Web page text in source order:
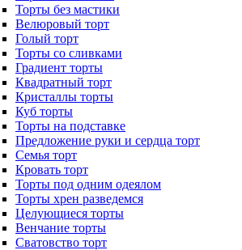
Торты без мастики
Велюровый торт
Голый торт
Торты со сливками
Градиент торты
Квадратный торт
Кристаллы торты
Куб торты
Торты на подставке
Предложение руки и сердца торт
Семья торт
Кровать торт
Торты под одним одеялом
Торты хрен разведемся
Целующиеся торты
Венчание торты
Сватовство торт